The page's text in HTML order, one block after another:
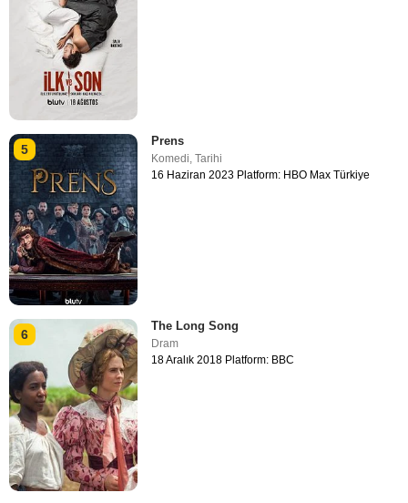
5
Prens
Komedi,Tarihi
16 Haziran 2023 Platform: HBO Max Türkiye
6
The Long Song
Dram
18 Aralık 2018 Platform: BBC